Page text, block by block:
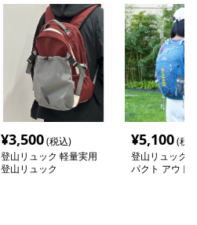
¥3,500(税込)
登山リュック 軽量実用
登山リュック
¥5,100(税
登山リュック
パクト アウト